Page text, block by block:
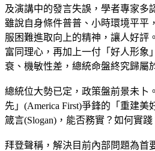
及演講中的發言失誤，學者專家多
雖說自身條件普普、小時環境平平
服困難進取向上的精神，讓人好評
富同理心，再加上一付「好人形象
衰、機敏性差，總統命盤終究歸屬
總統位大勢已定，政策盤前景未卜
先」(America First)爭鋒的「重建美
箴言(Slogan)，能否務實？如何實踐
拜登聲稱，解決目前內部問題為首